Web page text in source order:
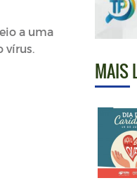
a uma
vírus.
MAIS